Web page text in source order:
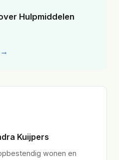
Hulpmiddelen
Kuijpers
wonen en